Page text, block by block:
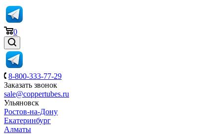
0
8-800-333-77-29
Заказать звонок
sale@coppertubes.ru
Ульяновск
Ростов-на-Дону
Екатеринбург
Алматы